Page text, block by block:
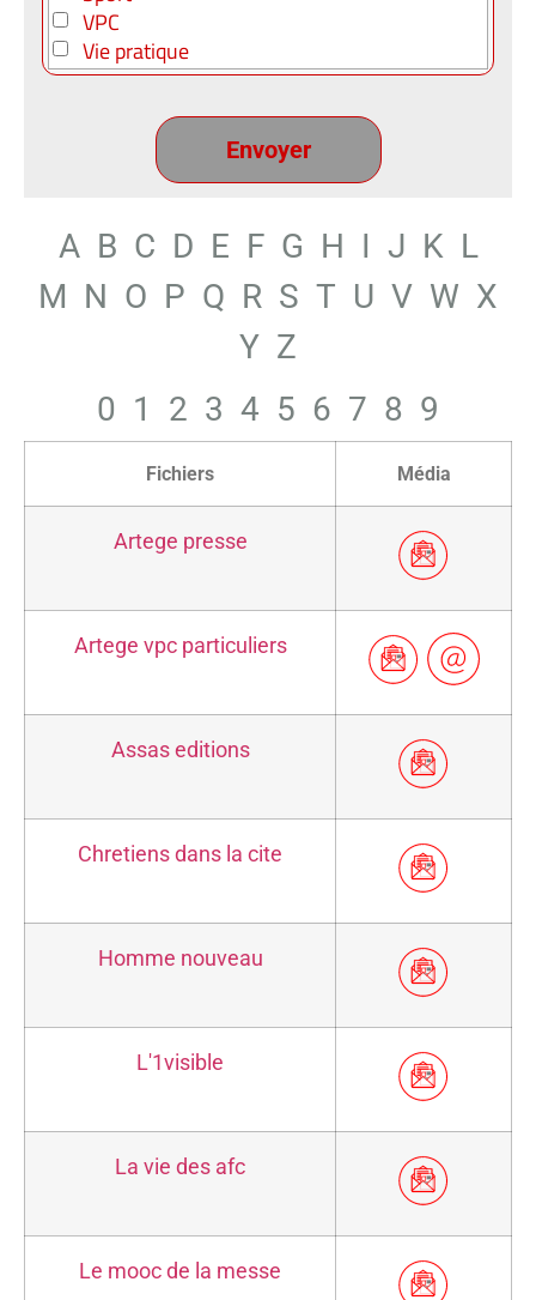
VPC
Vie pratique
A B C D E F G H I J K L
M N O P Q R S T U V W X
Y Z
0 1 2 3 4 5 6 7 8 9
Fichiers Média
Artege presse
Artege vpc particuliers
Assas editions
Chretiens dans la cite
Homme nouveau
L'1visible
La vie des afc
Le mooc de la messe